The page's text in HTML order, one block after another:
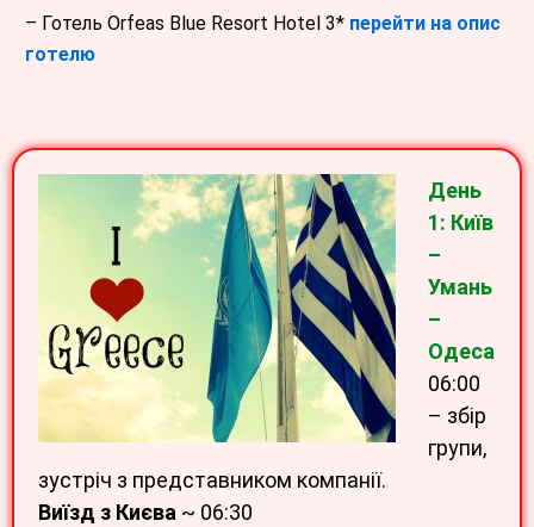
– Готель Orfeas Blue Resort Hotel 3* перейти на опис
готелю
День
1: Київ
–
Умань
–
Одеса
06:00
– збір
групи,
зустріч з представником компанії.
Виїзд з Києва ~ 06:30